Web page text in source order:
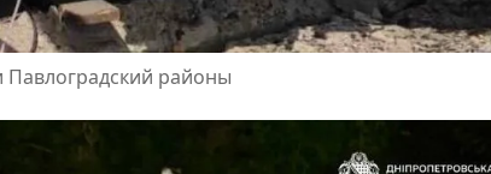
районы